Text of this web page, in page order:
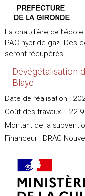
La chaudière de
PAC hybride gaz. Des
seront récupérés.
Dévégétalisation
Blaye
Date de réalisation :
Coût des travaux : 22
Montant de la
Financeur : DRAC